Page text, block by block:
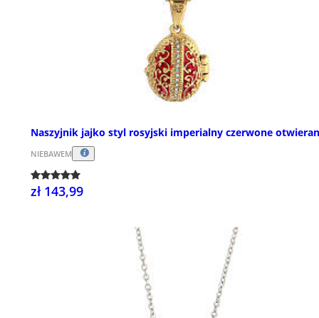
Naszyjnik jajko styl rosyjski imperialny czerwone
NIEBAWEM
zł 143,99